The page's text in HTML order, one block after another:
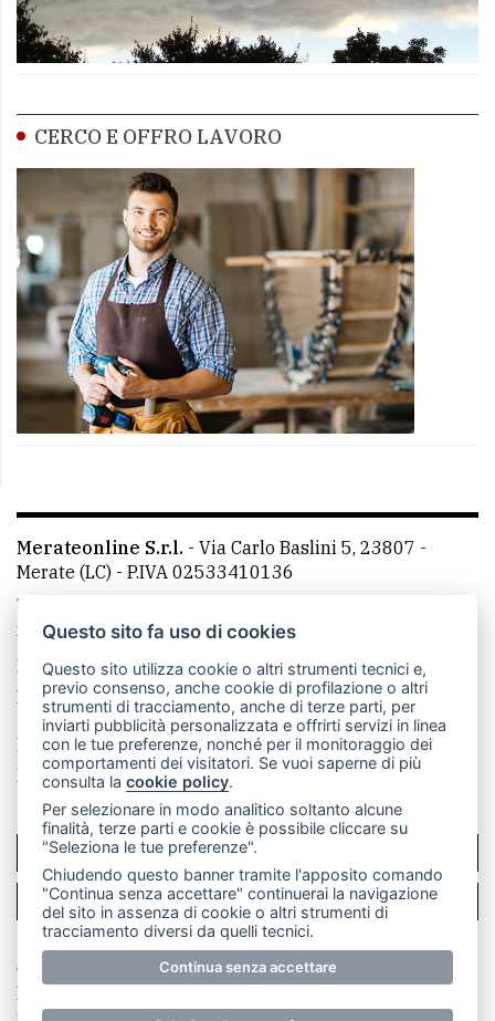
CERCO E OFFRO LAVORO
Merateonline S.r.l. - Via Carlo Baslini 5, 23807 -
Merate (LC) - P.IVA 02533410136
Telefono:
mail: redazione@merateonline.it
La redazione
CasateOnline LeccoOnline
RSS
Made by VIP
Privacy policy
Cookie policy
Rivedi le tue scelte sui cookie
SCRIVICI
PER LA TUA PUBBLICITÀ
© Copyright Merateonline S.r.l. - Tutti i diritti riservati.
E' proibita la riproduzione e pubblicazione anche
Questo sito fa uso di cookies
Questo sito utilizza cookie o altri strumenti tecnici e,
previo consenso, anche cookie di profilazione o altri
strumenti di tracciamento, anche di terze parti, per
inviarti pubblicità personalizzata e offrirti servizi in linea
con le tue preferenze, nonché per il monitoraggio dei
comportamenti dei visitatori. Se vuoi saperne di più
consulta lacookie policy.
Per selezionare in modo analitico soltanto alcune
finalità, terze parti e cookie è possibile cliccare su
"Seleziona le tue preferenze".
Chiudendo questo banner tramite l'apposito comando
"Continua senza accettare" continuerai la navigazione
del sito in assenza di cookie o altri strumenti di
tracciamento diversi da quelli tecnici.
Continua senza accettare